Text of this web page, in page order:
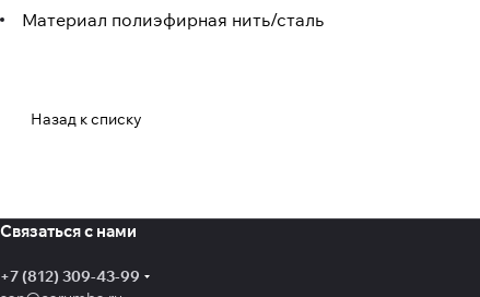
Материал полиэфирная нить/сталь
Назад к списку
Связаться с нами
+7 (812) 309-43-99